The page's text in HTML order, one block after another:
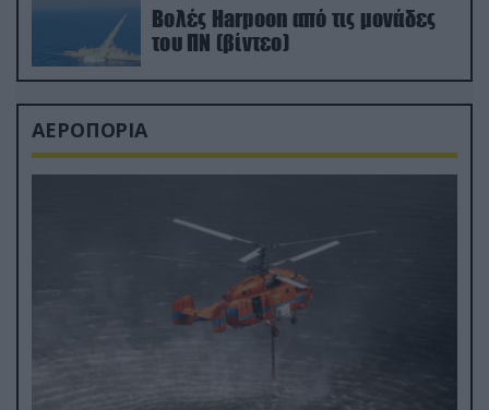
Βολές Harpoon από τις μονάδες
του ΠΝ (βίντεο)
ΑΕΡΟΠΟΡΙΑ